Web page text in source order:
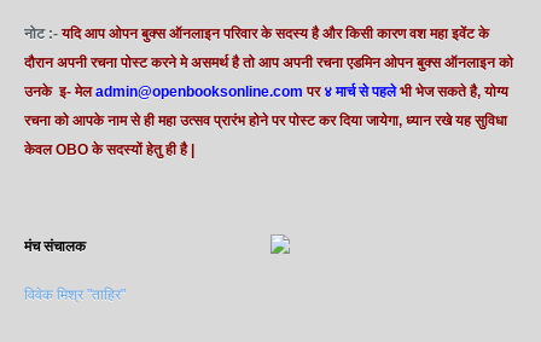
नोट :- यदि आप ओपन बुक्स ऑनलाइन परिवार के सदस्य है और किसी कारण वश महा इवेंट के
दौरान अपनी रचना पोस्ट करने मे असमर्थ है तो आप अपनी रचना एडमिन ओपन बुक्स ऑनलाइन को
उनके इ- मेलadmin@openbooksonline.com पर ४ मार्च से पहलेभी भेज सकते है, योग्य
रचना को आपके नाम से ही महा उत्सव प्रारंभ होने पर पोस्ट कर दिया जायेगा, ध्यान रखे यह सुविधा
केवल OBO के सदस्यों हेतु ही है |
मंच संचालक
विवेक मिश्र "ताहिर"